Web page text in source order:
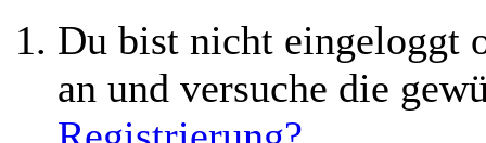
Du bist nicht eingeloggt
an und versuche die